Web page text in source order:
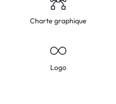
Charte graphique
Logo